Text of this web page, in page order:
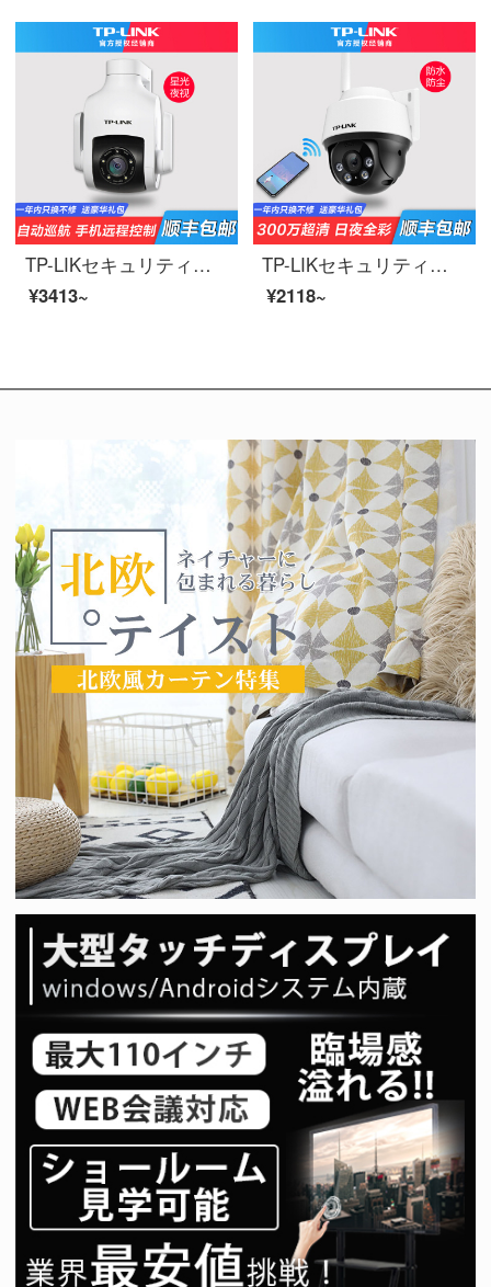
TP-LIKセキュリティ高精細無線監視カメラ自動クルーズ携帯電話wifi家庭用防犯カメラ防水防塵ボール機電源版TL-PC 646-D 4【400万】星の光夜間パトロールモデルメモリなし
¥3413~
TP-LIKセキュリティハイビジョン無線監視カメラ室外ボールマシン家庭用携帯電話wifi長距離防水防塵赤外線夜間テレビ停電継続電源版300万知能フルカラー【標準MINIモデル】メモリなし
¥2118~